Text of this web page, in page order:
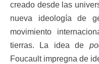
creado desde las
nueva ideología de
movimiento
tierras. La idea de
Foucault impregna de